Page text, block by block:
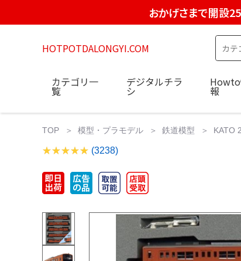
おかげさまで開設
HOTPOTDALONGYI.COM
カテゴリ一
覧
デジタルチラ
シ 報
TOP 模型・プラモデル 鉄道模型 KATO
(3238)